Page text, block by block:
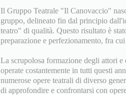
Il Gruppo Teatrale "Il Canovaccio"
gruppo, delineato fin dal principio
teatro" di qualità. Questo risultato è
preparazione e perfezionamento, fra
La scrupolosa formazione degli attori
operate costantemente in tutti questi
numerose opere teatrali di diverso
di approfondire e confrontarsi con